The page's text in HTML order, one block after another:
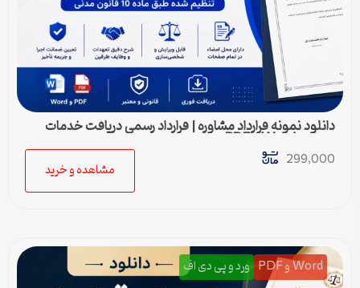
دانلود نمونه قرارداد مشاوره | قرارداد رسمی دریافت خدمات
299,000
مشاهده و خرید
Word و PDF ورد و پی دی اف